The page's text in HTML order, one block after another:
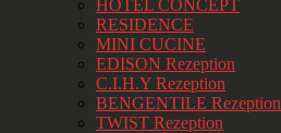
HOTEL CONCEPT
RESIDENCE
MINI CUCINE
EDISON Rezeption
C.I.H.Y Rezeption
BENGENTILE Rezeption
TWIST Rezeption